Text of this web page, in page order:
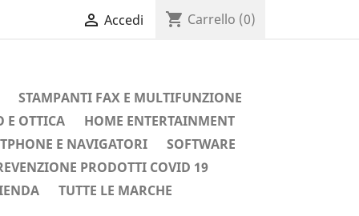
 Accedi shopping_cart Carrello (0)
STAMPANTI FAX E MULTIFUNZIONE
E OTTICA
HOME ENTERTAINMENT
E NAVIGATORI
SOFTWARE
PRODOTTI COVID 19
TUTTE LE MARCHE